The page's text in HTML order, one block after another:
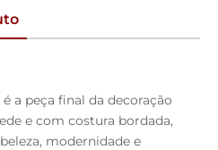
a peça final da decoração
e com costura bordada,
modernidade e